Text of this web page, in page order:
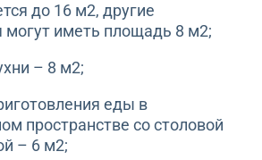
до 16 м2, другие
иметь площадь 8 м2;
– 8 м2;
еды в
пространстве со столовой
– 6 м2;